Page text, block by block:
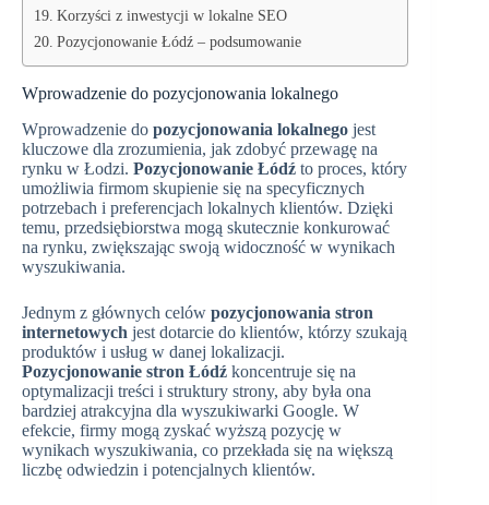
Korzyści z inwestycji w lokalne SEO
Pozycjonowanie Łódź – podsumowanie
Wprowadzenie do pozycjonowania lokalnego
Wprowadzenie do pozycjonowania lokalnego jest
kluczowe dla zrozumienia, jak zdobyć przewagę na
rynku w Łodzi. Pozycjonowanie Łódź to proces, który
umożliwia firmom skupienie się na specyficznych
potrzebach i preferencjach lokalnych klientów. Dzięki
temu, przedsiębiorstwa mogą skutecznie konkurować
na rynku, zwiększając swoją widoczność w wynikach
wyszukiwania.
Jednym z głównych celów pozycjonowania stron
internetowych jest dotarcie do klientów, którzy szukają
produktów i usług w danej lokalizacji.
Pozycjonowanie stron Łódź koncentruje się na
optymalizacji treści i struktury strony, aby była ona
bardziej atrakcyjna dla wyszukiwarki Google. W
efekcie, firmy mogą zyskać wyższą pozycję w
wynikach wyszukiwania, co przekłada się na większą
liczbę odwiedzin i potencjalnych klientów.